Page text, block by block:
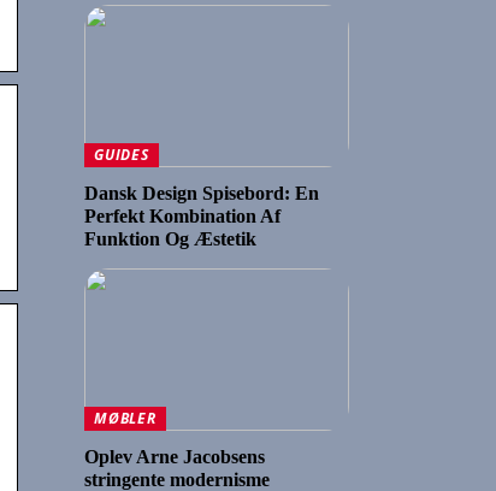
GUIDES
Dansk Design Spisebord: En
Perfekt Kombination Af
Funktion Og Æstetik
MØBLER
Oplev Arne Jacobsens
stringente modernisme